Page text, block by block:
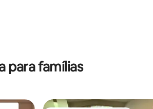
para famílias